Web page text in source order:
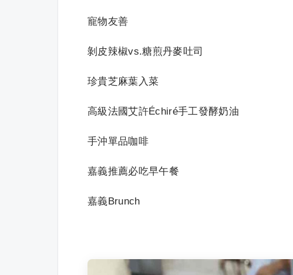
寵物友善
剝皮辣椒vs.糖煎丹麥吐司
珍貴芝麻葉入菜
高級法國艾許Échiré手工發酵奶油
手沖單品咖啡
嘉義推薦必吃早午餐
嘉義Brunch